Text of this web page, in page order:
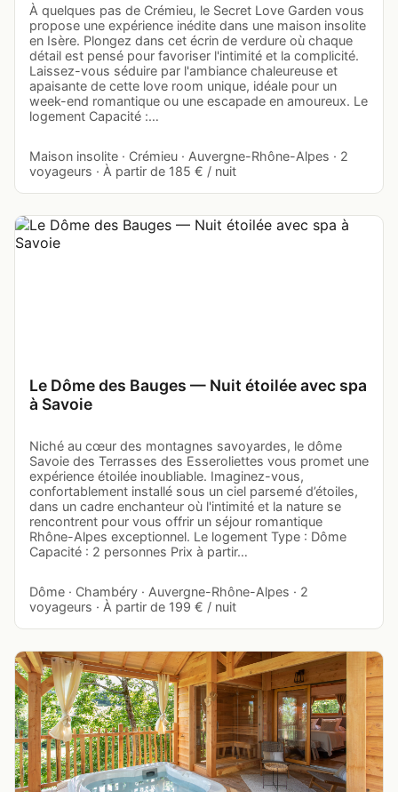
À quelques pas de Crémieu, le Secret Love Garden vous
propose une expérience inédite dans une maison insolite
en Isère. Plongez dans cet écrin de verdure où chaque
détail est pensé pour favoriser l'intimité et la complicité.
Laissez-vous séduire par l'ambiance chaleureuse et
apaisante de cette love room unique, idéale pour un
week-end romantique ou une escapade en amoureux. Le
logement Capacité :…
Maison insolite · Crémieu · Auvergne-Rhône-Alpes · 2
voyageurs · À partir de 185 € / nuit
Le Dôme des Bauges — Nuit étoilée avec spa
à Savoie
Niché au cœur des montagnes savoyardes, le dôme
Savoie des Terrasses des Esseroliettes vous promet une
expérience étoilée inoubliable. Imaginez-vous,
confortablement installé sous un ciel parsemé d’étoiles,
dans un cadre enchanteur où l'intimité et la nature se
rencontrent pour vous offrir un séjour romantique
Rhône-Alpes exceptionnel. Le logement Type : Dôme
Capacité : 2 personnes Prix à partir…
Dôme · Chambéry · Auvergne-Rhône-Alpes · 2
voyageurs · À partir de 199 € / nuit